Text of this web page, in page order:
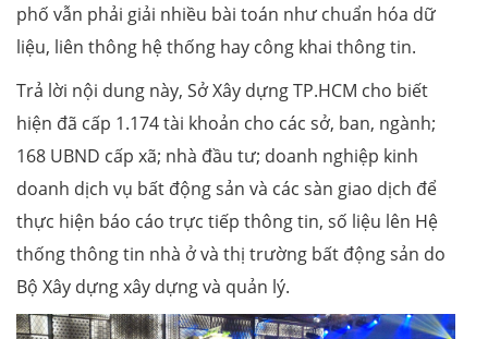
phố vẫn phải giải nhiều bài toán như chuẩn hóa dữ
liệu, liên thông hệ thống hay công khai thông tin.
Trả lời nội dung này, Sở Xây dựng TP.HCM cho biết
hiện đã cấp 1.174 tài khoản cho các sở, ban, ngành;
168 UBND cấp xã; nhà đầu tư; doanh nghiệp kinh
doanh dịch vụ bất động sản và các sàn giao dịch để
thực hiện báo cáo trực tiếp thông tin, số liệu lên Hệ
thống thông tin nhà ở và thị trường bất động sản do
Bộ Xây dựng xây dựng và quản lý.